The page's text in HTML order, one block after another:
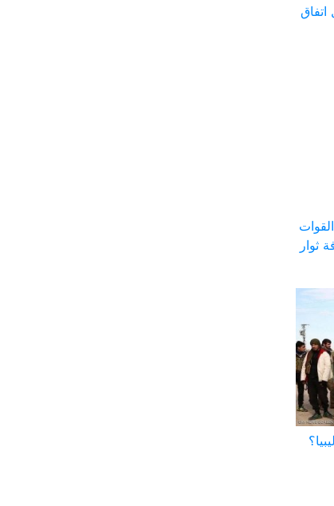
اتفاق
ثوار